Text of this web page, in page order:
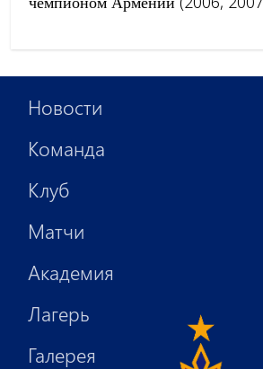
Новости
Команда
Клуб
Матчи
Академия
Лагерь
Галерея